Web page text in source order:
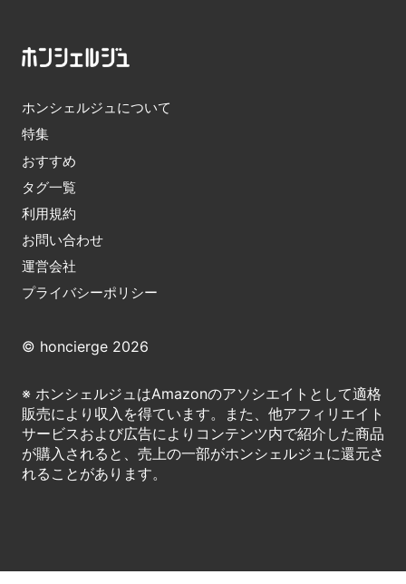
ホンシェルジュについて
特集
おすすめ
タグ一覧
利用規約
お問い合わせ
運営会社
プライバシーポリシー
© honcierge 2026
※ ホンシェルジュはAmazonのアソシエイトとして適格
販売により収入を得ています。また、他アフィリエイト
サービスおよび広告によりコンテンツ内で紹介した商品
が購入されると、売上の一部がホンシェルジュに還元さ
れることがあります。